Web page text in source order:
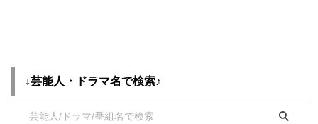
て更新してます！ ぜひブックマ
＼↓↓他のドラマのインテリア
↓芸能人・ドラマ名で検索♪